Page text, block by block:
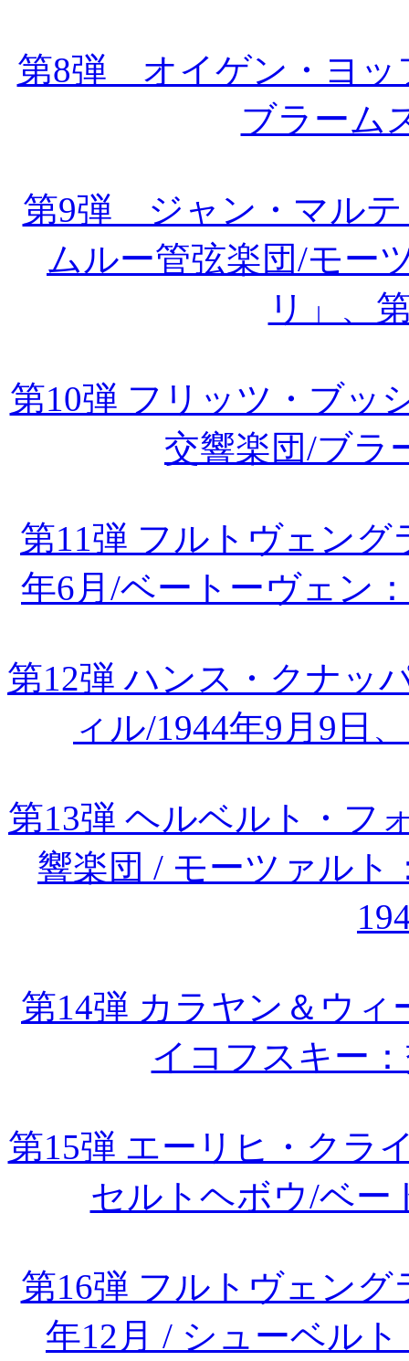
第8弾 オイゲン・ヨッ
ブラーム
第9弾 ジャン・マルテ
ムルー管弦楽団/モー
リ」、
第10弾 フリッツ・ブッ
交響楽団/ブラ
第11弾 フルトヴェング
年6月/ベートーヴェン
第12弾 ハンス・クナッ
ィル/1944年9月9日
第13弾 ヘルベルト・フ
響楽団 / モーツァルト
第14弾 カラヤン＆ウィ
イコフスキー
第15弾 エーリヒ・クラ
セルトヘボウ/ベー
第16弾 フルトヴェング
年12月 / シューベル